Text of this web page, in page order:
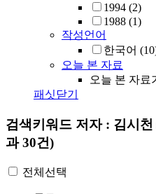
1994 (2)
1988 (1)
작성언어
한국어
오늘 본 자료
오늘 본 자료
패싯닫기
검색키워드 저자 : 김시
과 30건)
전체선택